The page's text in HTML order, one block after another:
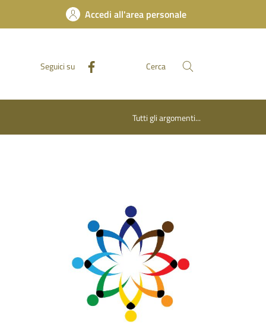
Accedi all'area personale
Seguici su Cerca
Tutti gli argomenti...